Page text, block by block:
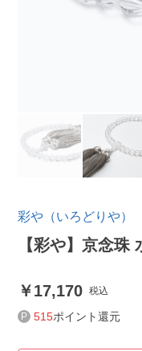
彩や（いろどりや）
【彩や】京念珠
17,170 税込
515ポイント還元